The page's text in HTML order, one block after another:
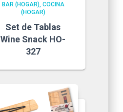
BAR (HOGAR) COCINA
(HOGAR)
Set de Tablas
Wine Snack HO-
327